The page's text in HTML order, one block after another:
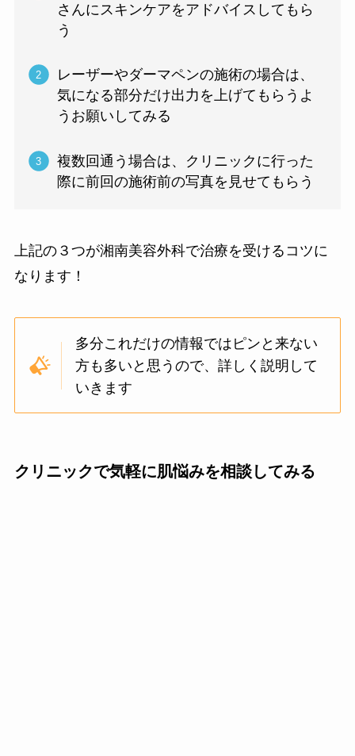
さんにスキンケアをアドバイスしてもら
う
レーザーやダーマペンの施術の場合は、
気になる部分だけ出力を上げてもらうよ
うお願いしてみる
複数回通う場合は、クリニックに行った
際に前回の施術前の写真を見せてもらう
上記の３つが湘南美容外科で治療を受けるコツに
なります！
多分これだけの情報ではピンと来ない
方も多いと思うので、詳しく説明して
いきます
クリニックで気軽に肌悩みを相談してみる